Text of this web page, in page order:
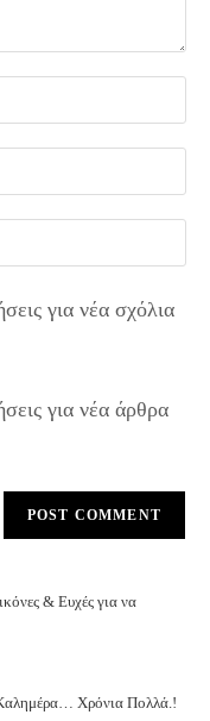
για νέα σχόλια
για νέα άρθρα
& Ευχές για να
Χρόνια Πολλά.!